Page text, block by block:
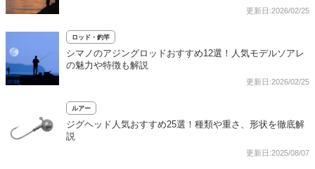
更新日:2026/02/25
ロッド・釣竿
シマノのアジングロッドおすすめ12選！人気モデルソアレ
の魅力や特徴も解説
更新日:2026/02/25
ルアー
ジグヘッド人気おすすめ25選！種類や重さ、形状を徹底解
説
更新日:2025/08/07